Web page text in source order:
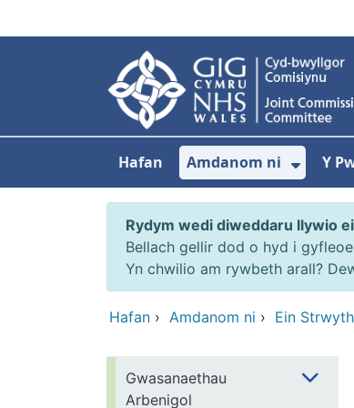
Hafan Amdanom ni Y
Rydym wedi diweddaru llywio
Bellach gellir dod o hyd i
Yn chwilio am rywbeth arall?
Hafan › Amdanom ni › Ein
Gwasanaethau
Arbenigol